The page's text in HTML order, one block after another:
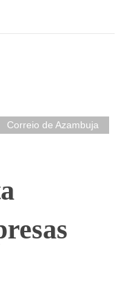
Correio de Azambuja